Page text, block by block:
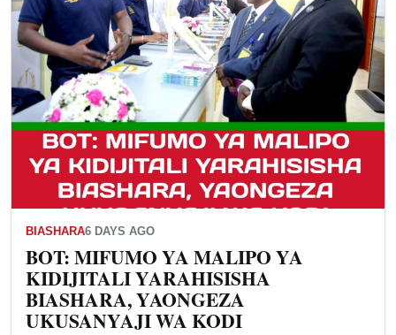
BIASHARA6 DAYS AGO
BOT: MIFUMO YA MALIPO YA
KIDIJITALI YARAHISISHA
BIASHARA, YAONGEZA
UKUSANYAJI WA KODI